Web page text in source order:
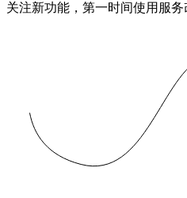
关注新功能，第一时间使用服